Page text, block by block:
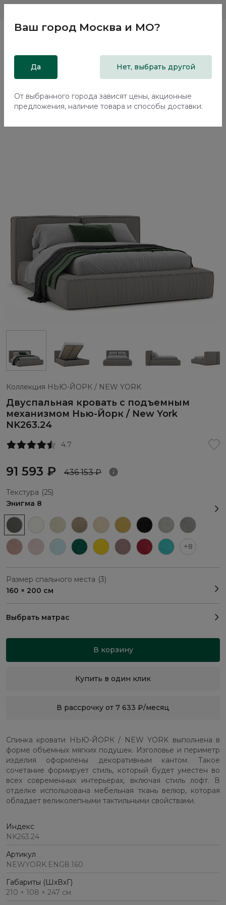
Главная
Кровати
Двуспальная кровать с подъемным механизмом Нью-Йорк
Коллекция НЬЮ-ЙОРК / NEW YORK
Двуспальная кровать с подъемным
механизмом Нью-Йорк / New York
NK263.24
4.7
91 593 ₽ 436 153 ₽
Текстура (25)
Энигма 8
+8
Размер спального места (3)
160 × 200 см
Выбрать матрас
В корзину
Купить в один клик
В рассрочку от 7 633 ₽/месяц
Спинка кровати НЬЮ-ЙОРК / NEW YORK выполнена в
форме объемных мягких подушек. Изголовье и периметр
изделия оформлены декоративным кантом. Такое
сочетание формирует стиль, который будет уместен во
всех современных интерьерах, включая стиль лофт. В
отделке использована мебельная ткань велюр, которая
обладает великолепными тактильными свойствами.
Индекс
NK263.24
Артикул
NEWYORK.ENG8.160
Габариты (ШхВхГ)
210 × 108 × 247 см
Ваш город Москва и МО?
Да Нет, выбрать другой
От выбранного города зависят цены, акционные
предложения, наличие товара и способы доставки.